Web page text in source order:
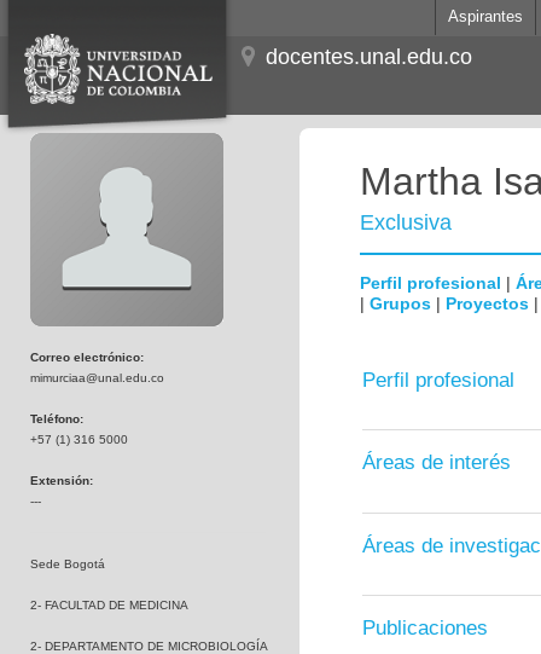
Aspirantes
docentes.unal.edu.co
Correo electrónico:
mimurciaa@unal.edu.co
Teléfono:
+57 (1) 316 5000
Extensión:
---
Sede Bogotá
2- FACULTAD DE MEDICINA
2- DEPARTAMENTO DE MICROBIOLOGÍA
Martha
Exclusiva
Perfil profesional |
| Grupos | Proyectos
Perfil profesional
Áreas de interés
Áreas de
Publicaciones